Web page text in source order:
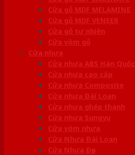
Cửa gỗ MDF MELAMINE
Cửa gỗ MDF VENEER
Cửa gỗ tự nhiên
Cửa vòm gỗ
Cửa nhựa
Cửa nhựa ABS Hàn Quốc
Cửa nhựa cao cấp
Cửa nhựa Composite
Cửa nhựa Đài Loan
Cửa nhựa ghép thanh
Cửa nhựa Sungyu
Cửa vòm nhựa
Cửa Nhựa Đài Loan
Cửa Nhựa Đẹp